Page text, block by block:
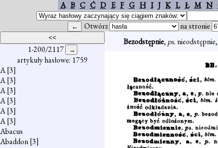
A B C Ć D E F G H I J K L Ł M N
Otwórz na stronie
1-200/2117
artykuły hasłowe: 1759
A[3]
A[3]
A[3]
A[3]
A[3]
A[3]
Abacus
Abaddon[3]
Bezodstępnie, ps.nieodstępnie,